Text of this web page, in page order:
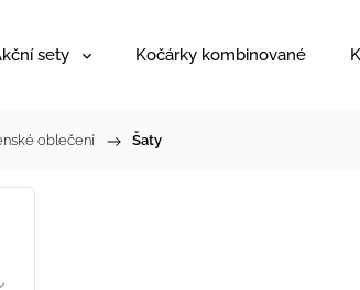
sety Kočárky kombinované
oblečení / Šaty